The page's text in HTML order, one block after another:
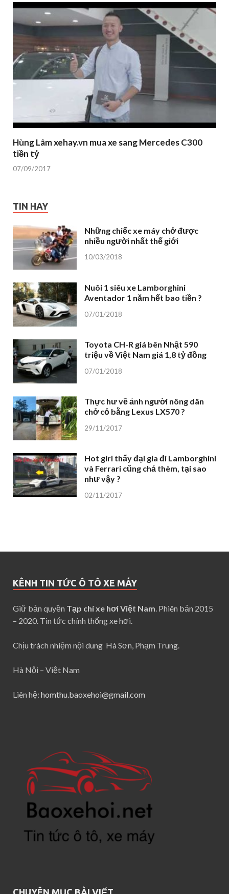
Hùng Lâm xehay.vn mua xe sang Mercedes C300
tiền tỷ
07/09/2017
TIN HAY
Những chiếc xe máy chở được
nhiều người nhất thế giới
10/03/2018
Nuôi 1 siêu xe Lamborghini
Aventador 1 năm hết bao tiền ?
07/01/2018
Toyota CH-R giá bên Nhật 590
triệu về Việt Nam giá 1,8 tỷ đồng
07/01/2018
Thực hư về ảnh người nông dân
chở cỏ bằng Lexus LX570 ?
29/11/2017
Hot girl thấy đại gia đi Lamborghini
và Ferrari cũng chả thèm, tại sao
như vậy ?
02/11/2017
KÊNH TIN TỨC Ô TÔ XE MÁY
Giữ bản quyền Tạp chí xe hơi Việt Nam. Phiên bản 2015
– 2020. Tin tức chính thống xe hơi.
Chịu trách nhiệm nội dung Hà Sơn, Phạm Trung.
Hà Nội – Việt Nam
Liên hệ: homthu.baoxehoi@gmail.com
CHUYÊN MỤC BÀI VIẾT